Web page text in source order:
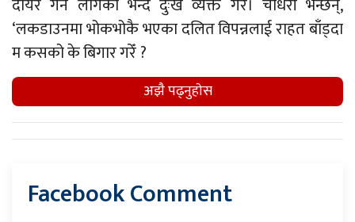
‘लकडाउनमा भोकभोकै भएका दलित विपन्नलाई राहत बाँड्दा
म कसको के बिगार गरेँ ?
अझै पढ्नुहाेस
Facebook Comment